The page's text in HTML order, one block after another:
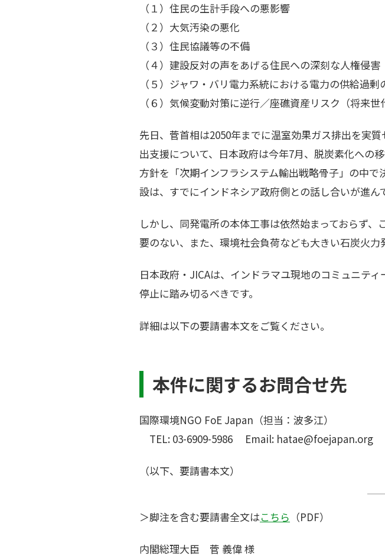
（１）住民の生計手段への悪影響
（２）大気汚染の悪化
（３）住民協議等の不備
（４）建設反対の声をあげる住民への深刻な人権侵害
（５）ジャワ・バリ電力系統における電力の供給過剰
（６）気候変動対策に逆行／座礁資産リスク（将来世
先日、菅首相は2050年までに温室効果ガス排出を実
出支援について、日本政府は今年7月、脱炭素化への
方針を「次期インフラシステム輸出戦略骨子」の中
設は、すでにインドネシア政府側との話し合いが進ん
しかし、同発電所の本体工事は依然始まっておらず
要のない、また、環境社会負荷なども大きい石炭火力
日本政府・JICAは、インドラマユ現地のコミュニテ
停止に踏み切るべきです。
詳細は以下の要請書本文をご覧ください。
本件に関するお問合せ先
国際環境NGO FoE Japan（担当：波多江）
TEL: 03-6909-5986 Email: hatae@foejapan.org
（以下、要請書本文）
＞脚注を含む要請書全文はこちら （PDF）
内閣総理大臣 菅 義偉 様